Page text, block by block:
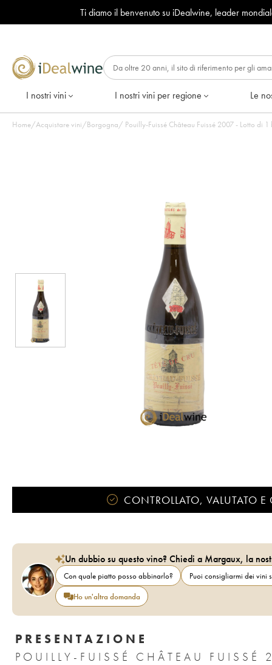
Ti diamo il benvenuto su iDealwine, leader
I nostri vini I nostri vini per regione Le
Home/Acquistare vini/Borgogna/ Pouilly-Fuissé Château Fuissé 2007 - Lotto di
CONTROLLATO, VALUTATO
Un dubbio su questo vino? Chiedi a Margaux, la
Con quale piatto posso abbinarlo? Puoi consigliarmi dei vini
Ho un'altra domanda
PRESENTAZIONE
POUILLY-FUISSÉ CHÂTEAU FUISSÉ